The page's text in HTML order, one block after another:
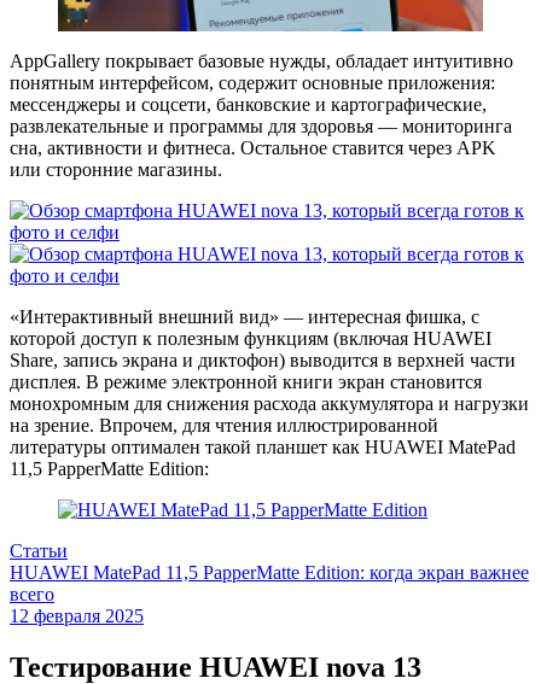
AppGallery покрывает базовые нужды, обладает интуитивно
понятным интерфейсом, содержит основные приложения:
мессенджеры и соцсети, банковские и картографические,
развлекательные и программы для здоровья — мониторинга
сна, активности и фитнеса. Остальное ставится через APK
или сторонние магазины.
«Интерактивный внешний вид» — интересная фишка, с
которой доступ к полезным функциям (включая HUAWEI
Share, запись экрана и диктофон) выводится в верхней части
дисплея. В режиме электронной книги экран становится
монохромным для снижения расхода аккумулятора и нагрузки
на зрение. Впрочем, для чтения иллюстрированной
литературы оптимален такой планшет как HUAWEI MatePad
11,5 PapperMatte Edition:
Статьи
HUAWEI MatePad 11,5 PapperMatte Edition: когда экран важнее
всего
12 февраля 2025
Тестирование HUAWEI nova 13